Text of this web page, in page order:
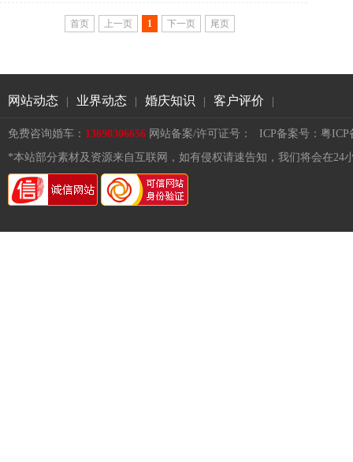
首页 上一页 1 下一页 尾页
网站动态 业界动态 婚庆知识 客户评价
免费咨询婚车： 13690306656 网站备案/许可证号：
ICP备案号：粤ICP
*本站部分素材及资源来自互联网，如有侵权请速告知，我们将会在24